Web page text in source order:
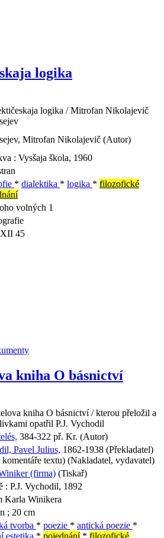
logika
logika / Mitrofan Nikolajevič
Mitrofan Nikolajevič (Autor)
: Vysšaja škola, 1960
* dialektika * logika * filozofické
volných 1
45
kniha O básnictví
kniha O básnictví / kterou přeložil a
opatřil P.J. Vychodil
384-322 př. Kr. (Autor)
Pavel Julius, 1862-1938 (Překladatel)
textu) (Nakladatel, vydavatel)
(firma) (Tiskař)
: P.J. Vychodil, 1892
Karla Winikera
; 20 cm
tvorba * poezie * antická poezie *
estetika * pojednání * filozofické